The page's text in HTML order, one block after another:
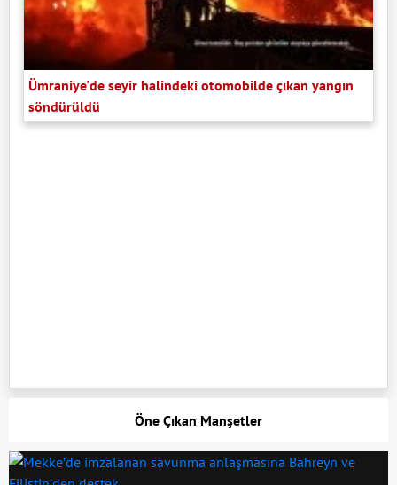
Ümraniye'de seyir halindeki otomobilde çıkan yangın
söndürüldü
Öne Çıkan Manşetler